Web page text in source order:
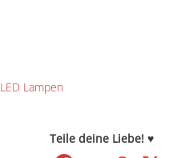
LED Lampen
Teile deine Liebe! ♥